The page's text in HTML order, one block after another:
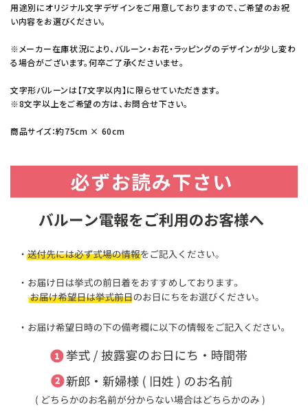
用途別にオリジナル文字デザインをご用意しておりますので、ご希望のお祝
い内容をお選びください。
※メーカー在庫状況により、バルーン・お花・ラッピングのデザインが少し変わ
る場合がございます。何卒ご了承くださいませ。
文字形バルーンは【7文字以内】に限らせていただきます。
※8文字以上をご希望の方は、お問合せ下さい。
商品サイズ：約75cm × 60cm